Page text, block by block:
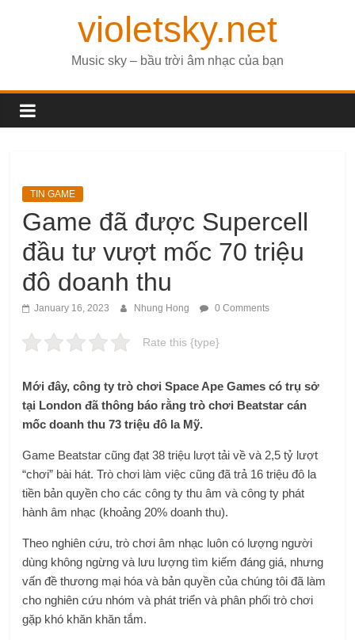
violetsky.net
Music sky – bầu trời âm nhạc của bạn
TIN GAME
Game đã được Supercell
đầu tư vượt mốc 70 triệu
đô doanh thu
January 16, 2023 Nhung Hong 0 Comments
Rate this {type}
Mới đây, công ty trò chơi Space Ape Games có trụ sở
tại London đã thông báo rằng trò chơi Beatstar cán
mốc doanh thu 73 triệu đô la Mỹ.
Game Beatstar cũng đạt 38 triệu lượt tải về và 2,5 tỷ lượt
“chơi” bài hát. Trò chơi làm việc cũng đã trả 16 triệu đô la
tiền bản quyền cho các công ty thu âm và công ty phát
hành âm nhạc (khoảng 20% ​​doanh thu).
Theo nghiên cứu, trò chơi âm nhạc luôn có lượng người
dùng không ngừng và lưu lượng tìm kiếm đáng giá, nhưng
vấn đề thương mại hóa và bản quyền của chúng tôi đã làm
cho nghiên cứu nhóm và phát triển và phân phối trò chơi
gặp khó khăn khăn tắm.